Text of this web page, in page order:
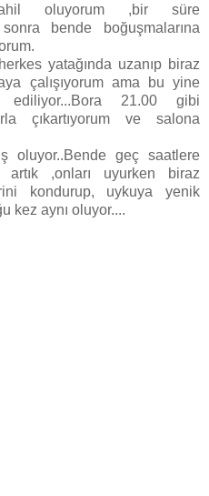
oluyorum ,bir süre
sonra bende boğuşmalarına
yatağında uzanıp biraz
çalışıyorum ama bu yine
ediliyor...Bora 21.00 gibi
çıkartıyorum ve salona
oluyor..Bende geç saatlere
artık ,onları uyurken biraz
kondurup, uykuya yenik
kez aynı oluyor....